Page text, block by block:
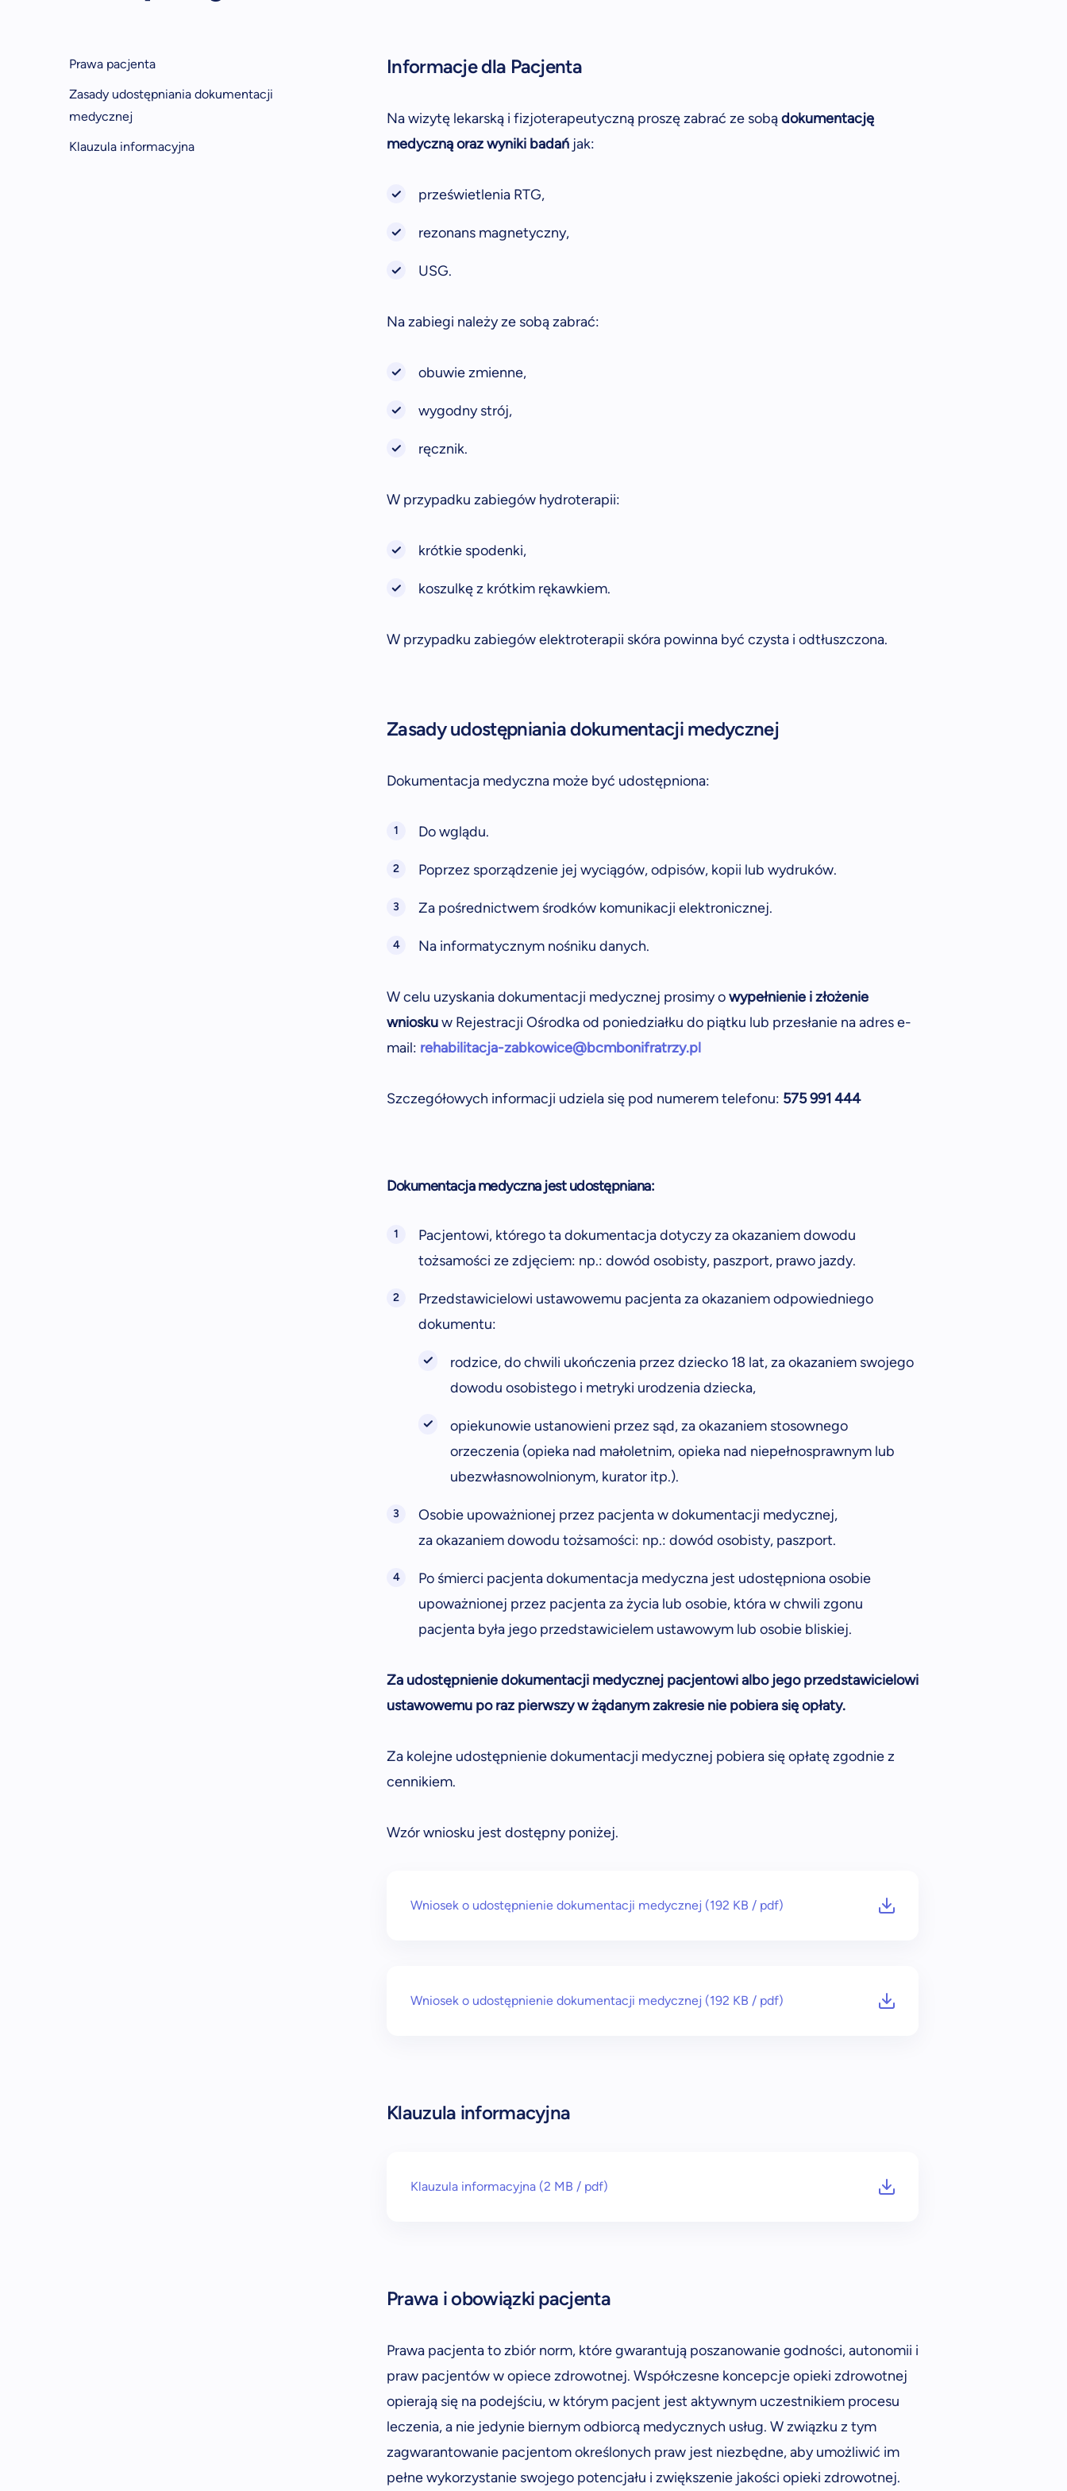
Prawa pacjenta
Zasady udostępniania dokumentacji
medycznej
Klauzula informacyjna
Informacje dla Pacjenta
Na wizytę lekarską i fizjoterapeutyczną proszę zabrać ze sobądokumentację
medyczną oraz wyniki badań jak:
prześwietlenia RTG,
rezonans magnetyczny,
USG.
Na zabiegi należy ze sobą zabrać:
obuwie zmienne,
wygodny strój,
ręcznik.
W przypadku zabiegów hydroterapii:
krótkie spodenki,
koszulkę z krótkim rękawkiem.
W przypadku zabiegów elektroterapii skóra powinna być czysta i odtłuszczona.
Zasady udostępniania dokumentacji medycznej
Dokumentacja medyczna może być udostępniona:
Do wglądu.
Poprzez sporządzenie jej wyciągów, odpisów, kopii lub wydruków.
Za pośrednictwem środków komunikacji elektronicznej.
Na informatycznym nośniku danych.
W celu uzyskania dokumentacji medycznej prosimy owypełnienie i złożenie
wnioskuw Rejestracji Ośrodka od poniedziałku do piątku lub przesłanie na adres e-
mail: rehabilitacja-zabkowice@bcmbonifratrzy.pl
Szczegółowych informacji udziela się pod numerem telefonu: 575 991 444
Dokumentacja medyczna jest udostępniana:
Pacjentowi, którego ta dokumentacja dotyczy za okazaniem dowodu
tożsamości ze zdjęciem: np.: dowód osobisty, paszport, prawo jazdy.
Przedstawicielowi ustawowemu pacjenta za okazaniem odpowiedniego
dokumentu:
rodzice, do chwili ukończenia przez dziecko 18 lat, za okazaniem swojego
dowodu osobistego i metryki urodzenia dziecka,
opiekunowie ustanowieni przez sąd, za okazaniem stosownego
orzeczenia (opieka nad małoletnim, opieka nad niepełnosprawnym lub
ubezwłasnowolnionym, kurator itp.).
Osobie upoważnionej przez pacjenta w dokumentacji medycznej,
za okazaniem dowodu tożsamości: np.: dowód osobisty, paszport.
Po śmierci pacjenta dokumentacja medyczna jest udostępniona osobie
upoważnionej przez pacjenta za życia lub osobie, która w chwili zgonu
pacjenta była jego przedstawicielem ustawowym lub osobie bliskiej.
Za udostępnienie dokumentacji medycznej pacjentowi albo jego przedstawicielowi
ustawowemu po raz pierwszy w żądanym zakresie nie pobiera się opłaty.
Za kolejne udostępnienie dokumentacji medycznej pobiera się opłatę zgodnie z
cennikiem.
Wzór wniosku jest dostępny poniżej.
Wniosek o udostępnienie dokumentacji medycznej (192 KB / pdf)
Wniosek o udostępnienie dokumentacji medycznej (192 KB / pdf)
Klauzula informacyjna
Klauzula informacyjna (2 MB / pdf)
Prawa i obowiązki pacjenta
Prawa pacjenta to zbiór norm, które gwarantują poszanowanie godności, autonomii i
praw pacjentów w opiece zdrowotnej. Współczesne koncepcje opieki zdrowotnej
opierają się na podejściu, w którym pacjent jest aktywnym uczestnikiem procesu
leczenia, a nie jedynie biernym odbiorcą medycznych usług. W związku z tym
zagwarantowanie pacjentom określonych praw jest niezbędne, aby umożliwić im
pełne wykorzystanie swojego potencjału i zwiększenie jakości opieki zdrowotnej.